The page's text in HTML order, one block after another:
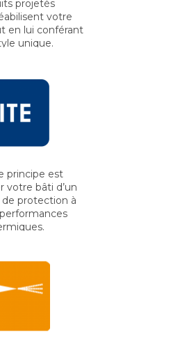
projetés
votre
en lui conférant
unique.
principe est
votre bâti d’un
protection à